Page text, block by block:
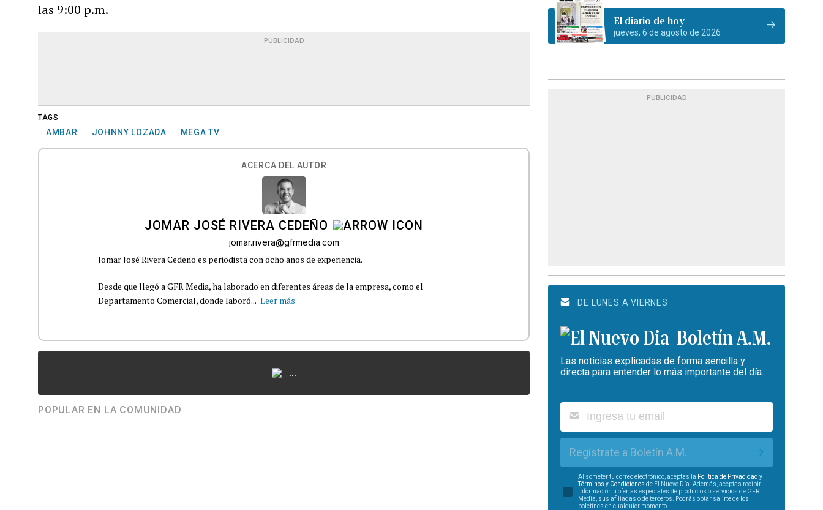
las 9:00 p.m.
PUBLICIDAD
TAGS
AMBAR JOHNNY LOZADA MEGA TV
ACERCA DEL AUTOR
JOMAR JOSÉ RIVERA CEDEÑO
jomar.rivera@gfrmedia.com
Jomar José Rivera Cedeño es periodista con ocho años de experiencia.
Desde que llegó a GFR Media, ha laborado en diferentes áreas de la empresa, como el
Departamento Comercial, donde laboró... Leer más
...
POPULAR EN LA COMUNIDAD
El diario de hoy
jueves, 6 de agosto de 2026
PUBLICIDAD
DE LUNES A VIERNES
Boletín A.M.
Las noticias explicadas de forma sencilla y
directa para entender lo más importante del día.
Regístrate a Boletín A.M.
Al someter tu correo electrónico, aceptas la Política de Privacidad y
Términos y Condiciones de El Nuevo Día. Además, aceptas recibir
información u ofertas especiales de productos o servicios de GFR
Media, sus afiliadas o de terceros. Podrás optar salirte de los
boletines en cualquier momento.